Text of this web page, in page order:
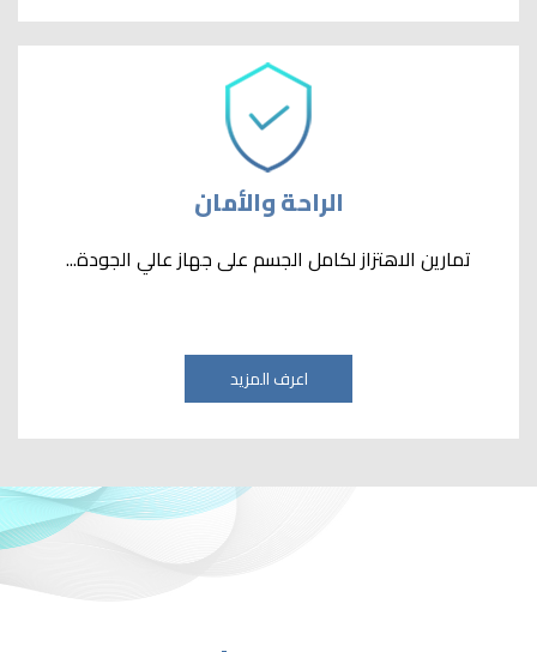
الراحة والأمان
تمارين الاهتزاز لكامل الجسم على جهاز عالي الجودة...
اعرف المزيد